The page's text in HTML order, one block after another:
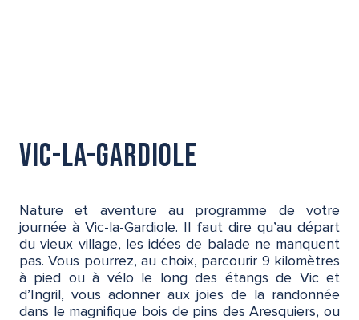
Vic-la-Gardiole
Nature et aventure au programme de votre
journée à Vic-la-Gardiole. Il faut dire qu’au départ
du vieux village, les idées de balade ne manquent
pas. Vous pourrez, au choix, parcourir 9 kilomètres
à pied ou à vélo le long des étangs de Vic et
d’Ingril, vous adonner aux joies de la randonnée
dans le magnifique bois de pins des Aresquiers, ou